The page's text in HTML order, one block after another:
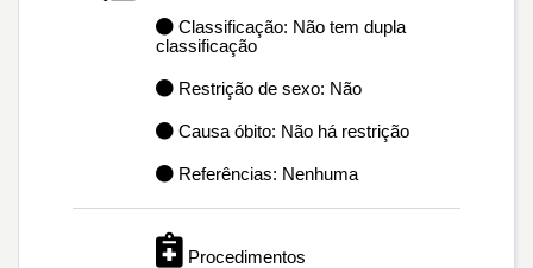
Classificação: Não tem dupla
classificação
Restrição de sexo: Não
Causa óbito: Não há restrição
Referências: Nenhuma
Procedimentos